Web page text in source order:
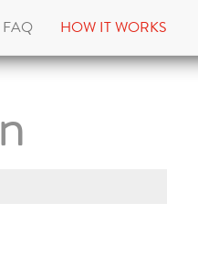
FAQ HOW IT WORKS